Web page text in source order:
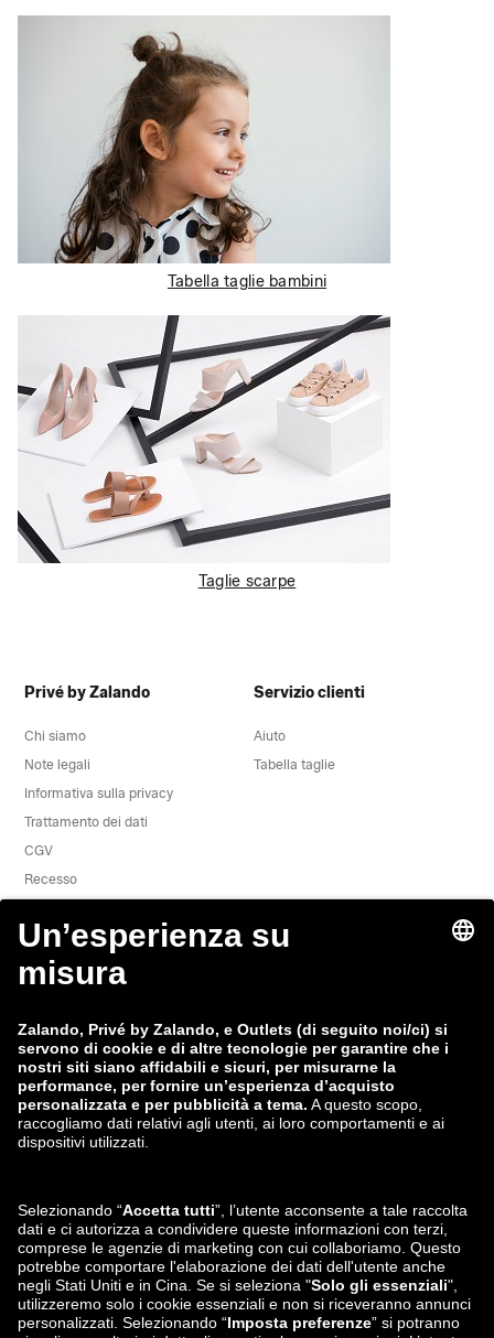
Tabella taglie bambini
Taglie scarpe
Privé by Zalando
Chi siamo
Note legali
Informativa sulla privacy
Trattamento dei dati
CGV
Recesso
Segnala una vulnerabilità
Sicurezza del prodotto
Servizio clienti
Aiuto
Tabella taglie
Zalando
ABOUT YOU
Seguici su
Spedizione e partner
logistico